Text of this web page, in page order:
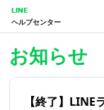
LINE
ヘルプセンター
お知らせ
【終了】LINE